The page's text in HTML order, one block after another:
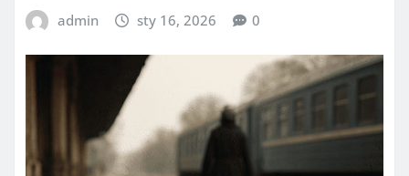
admin sty 16, 2026 0